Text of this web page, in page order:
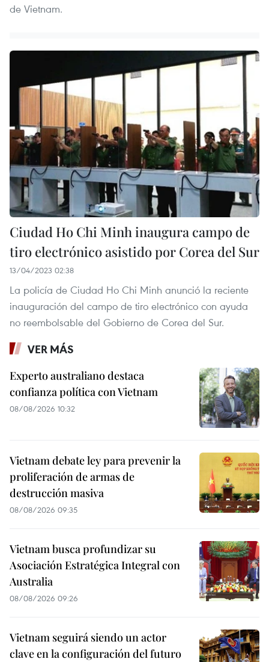
de Vietnam.
Ciudad Ho Chi Minh inaugura campo de
tiro electrónico asistido por Corea del Sur
13/04/2023 02:38
La policía de Ciudad Ho Chi Minh anunció la reciente
inauguración del campo de tiro electrónico con ayuda
no reembolsable del Gobierno de Corea del Sur.
VER MÁS
Experto australiano destaca
confianza política con Vietnam
08/08/2026 10:32
Vietnam debate ley para prevenir la
proliferación de armas de
destrucción masiva
08/08/2026 09:35
Vietnam busca profundizar su
Asociación Estratégica Integral con
Australia
08/08/2026 09:26
Vietnam seguirá siendo un actor
clave en la configuración del futuro